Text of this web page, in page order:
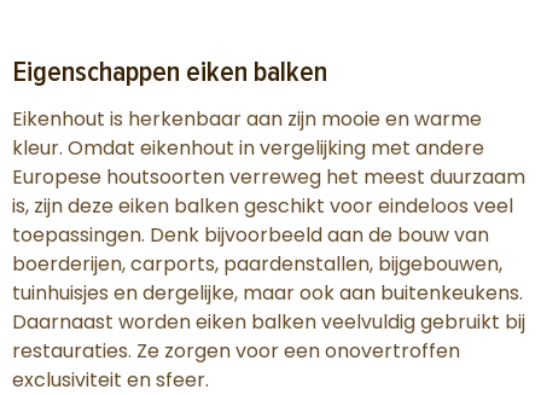
Eigenschappen eiken balken
Eikenhout is herkenbaar aan zijn mooie en warme
kleur. Omdat eikenhout in vergelijking met andere
Europese houtsoorten verreweg het meest duurzaam
is, zijn deze eiken balken geschikt voor eindeloos veel
toepassingen. Denk bijvoorbeeld aan de bouw van
boerderijen, carports, paardenstallen, bijgebouwen,
tuinhuisjes en dergelijke, maar ook aan buitenkeukens.
Daarnaast worden eiken balken veelvuldig gebruikt bij
restauraties. Ze zorgen voor een onovertroffen
exclusiviteit en sfeer.